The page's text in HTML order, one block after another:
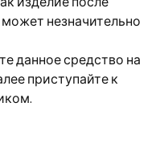
может незначительно
данное средство на
приступайте к